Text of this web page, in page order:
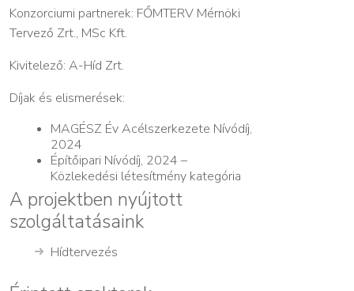
Konzorciumi partnerek: FŐMTERV Mérnöki
Tervező Zrt., MSc Kft.
Kivitelező: A-Híd Zrt.
Díjak és elismerések:
MAGÉSZ Év Acélszerkezete Nívódíj,
2024
Építőipari Nívódíj, 2024 –
Közlekedési létesítmény kategória
A projektben nyújtott
szolgáltatásaink
Hídtervezés